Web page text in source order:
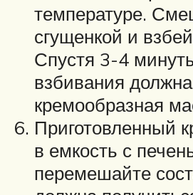
температуре.
сгущенкой и
Спустя 3-4
взбивания
кремообразная
Приготовленный
в емкость с
перемешайте